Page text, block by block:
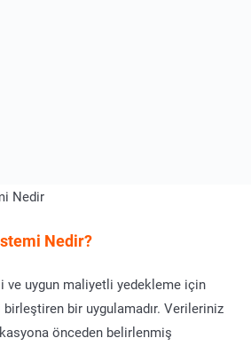
Nedir
Nedir?
ve uygun maliyetli yedekleme için
bir uygulamadır. Verileriniz
önceden belirlenmiş